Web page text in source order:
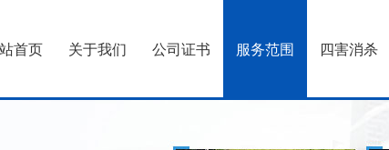
首页 关于我们 公司证书 服务范围 四害消杀